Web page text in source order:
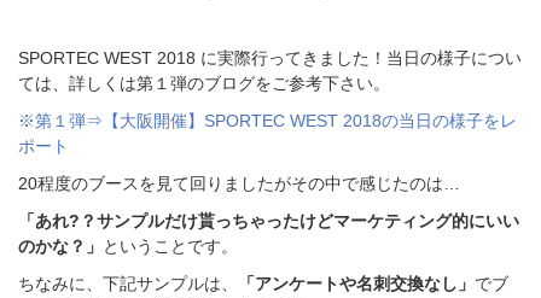
SPORTEC WEST 2018 に実際行ってきました！当日の様子につい
ては、詳しくは第１弾のブログをご参考下さい。
※第１弾⇒【大阪開催】SPORTEC WEST 2018の当日の様子をレ
ポート
20程度のブースを見て回りましたがその中で感じたのは…
「あれ?？サンプルだけ貰っちゃったけどマーケティング的にいい
のかな？」 ということです。
ちなみに、下記サンプルは、
「アンケートや名刺交換なし」 でブ